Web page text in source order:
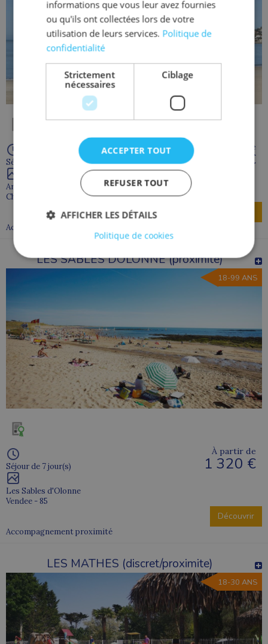
Séjour de 7 jour(s)
Arvert
Charente maritime - 17
À partir de
1 375 €
Accompagnement discret
LES SABLES DOLONNE (proximite)
18-99 ANS
Séjour de 7 jour(s)
Les Sables d'Olonne
Vendee - 85
À partir de
1 320 €
Découvrir
Accompagnement proximité
LES MATHES (discret/proximite)
18-30 ANS
informations que vous leur avez fournies
ou qu'ils ont collectées lors de votre
utilisation de leurs services. Politique de
confidentialité
Strictement
nécessaires
Ciblage
ACCEPTER TOUT
REFUSER TOUT
AFFICHER LES DÉTAILS
Politique de cookies